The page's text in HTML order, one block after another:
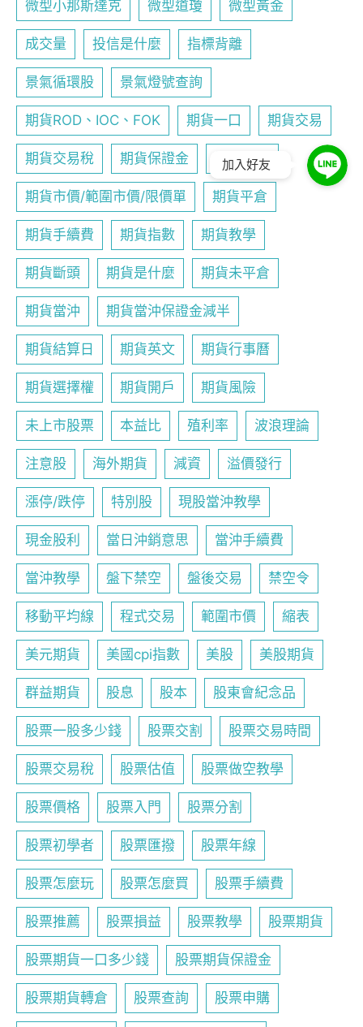
微型小那斯達克 微型道瓊 微型黃金
成交量 投信是什麼 指標背離
景氣循環股 景氣燈號查詢
期貨ROD、IOC、FOK 期貨一口 期貨交易
期貨交易稅 期貨保證金 期貨入金
期貨市價/範圍市價/限價單 期貨平倉
期貨手續費 期貨指數 期貨教學
期貨斷頭 期貨是什麼 期貨未平倉
期貨當沖 期貨當沖保證金減半
期貨結算日 期貨英文 期貨行事曆
期貨選擇權 期貨開戶 期貨風險
未上市股票 本益比 殖利率 波浪理論
注意股 海外期貨 減資 溢價發行
漲停/跌停 特別股 現股當沖教學
現金股利 當日沖銷意思 當沖手續費
當沖教學 盤下禁空 盤後交易 禁空令
移動平均線 程式交易 範圍市價 縮表
美元期貨 美國cpi指數 美股 美股期貨
群益期貨 股息 股本 股東會紀念品
股票一股多少錢 股票交割 股票交易時間
股票交易稅 股票估值 股票做空教學
股票價格 股票入門 股票分割
股票初學者 股票匯撥 股票年線
股票怎麼玩 股票怎麼買 股票手續費
股票推薦 股票損益 股票教學 股票期貨
股票期貨一口多少錢 股票期貨保證金
股票期貨轉倉 股票查詢 股票申購
加入好友